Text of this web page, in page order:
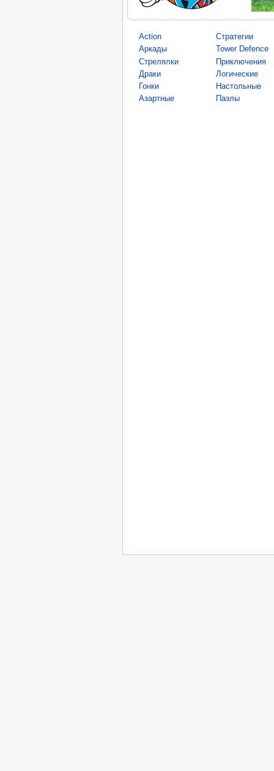
Action
Аркады
Стрелялки
Драки
Гонки
Азартные
Стратегии
Tower Defence
Приключения
Логические
Настольные
Пазлы